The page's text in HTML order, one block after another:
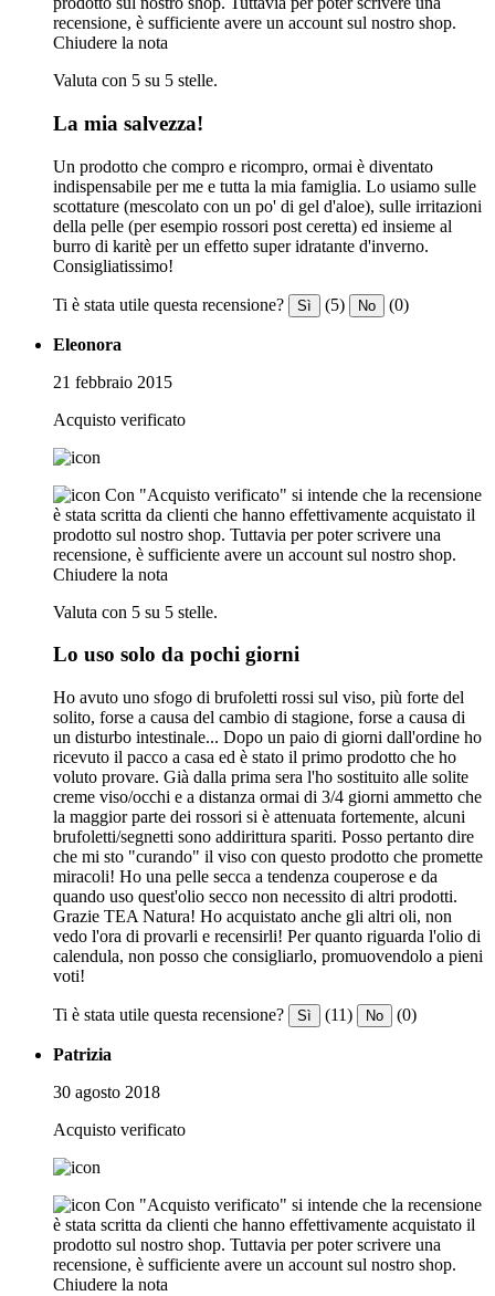
recensione, è sufficiente avere un account sul nostro shop.
Chiudere la nota
Valuta con 5 su 5 stelle.
La mia salvezza!
Un prodotto che compro e ricompro, ormai è diventato
indispensabile per me e tutta la mia famiglia. Lo usiamo sulle
scottature (mescolato con un po' di gel d'aloe), sulle irritazioni
della pelle (per esempio rossori post ceretta) ed insieme al
burro di karitè per un effetto super idratante d'inverno.
Consigliatissimo!
Ti è stata utile questa recensione? Sì (5) No (0)
Eleonora
21 febbraio 2015
Acquisto verificato
Con "Acquisto verificato" si intende che la recensione
è stata scritta da clienti che hanno effettivamente acquistato il
prodotto sul nostro shop. Tuttavia per poter scrivere una
recensione, è sufficiente avere un account sul nostro shop.
Chiudere la nota
Valuta con 5 su 5 stelle.
Lo uso solo da pochi giorni
Ho avuto uno sfogo di brufoletti rossi sul viso, più forte del
solito, forse a causa del cambio di stagione, forse a causa di
un disturbo intestinale... Dopo un paio di giorni dall'ordine ho
ricevuto il pacco a casa ed è stato il primo prodotto che ho
voluto provare. Già dalla prima sera l'ho sostituito alle solite
creme viso/occhi e a distanza ormai di 3/4 giorni ammetto che
la maggior parte dei rossori si è attenuata fortemente, alcuni
brufoletti/segnetti sono addirittura spariti. Posso pertanto dire
che mi sto "curando" il viso con questo prodotto che promette
miracoli! Ho una pelle secca a tendenza couperose e da
quando uso quest'olio secco non necessito di altri prodotti.
Grazie TEA Natura! Ho acquistato anche gli altri oli, non
vedo l'ora di provarli e recensirli! Per quanto riguarda l'olio di
calendula, non posso che consigliarlo, promuovendolo a pieni
voti!
Ti è stata utile questa recensione? Sì (11) No (0)
Patrizia
30 agosto 2018
Acquisto verificato
Con "Acquisto verificato" si intende che la recensione
è stata scritta da clienti che hanno effettivamente acquistato il
prodotto sul nostro shop. Tuttavia per poter scrivere una
recensione, è sufficiente avere un account sul nostro shop.
Chiudere la nota